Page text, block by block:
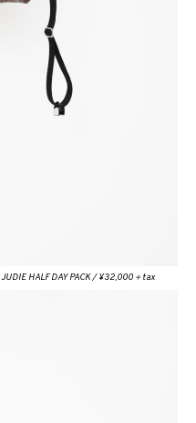
JUDIE HALF DAY PACK / ¥32,000＋tax